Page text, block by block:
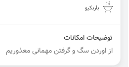
باربکیو
توضیحات امکانات
از اوردن سگ و گرفتن مهمانی معذوریم